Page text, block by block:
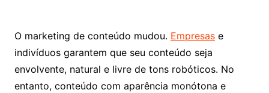
O marketing de conteúdo mudou. Empresase
indivíduos garantem que seu conteúdo seja
envolvente, natural e livre de tons robóticos. No
entanto, conteúdo com aparência monótona e